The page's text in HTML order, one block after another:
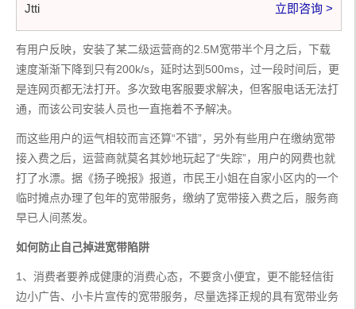
Jtti 立即咨询 >
有用户反映，安装了某二级运营商的2.5M宽带半个月之后，下载
速度渐渐下降到只有200k/s，延时达到500ms，过一段时间后，更
是连网页都无法打开。多次致电客服要求解决，但客服电话无法打
通，而该公司安装人员也一直拖着不予解决。
而这些用户的运气相较而言还算“不错”，另外有些用户在缴纳宽带
接入费之后，运营商就莫名其妙地玩起了“失踪”，用户的网费也就
打了水漂。据《扬子晚报》报道，市民王小姐在自家小区内的一个
临时摊点办理了包年的宽带服务，缴纳了宽带接入费之后，服务商
早已人间蒸发。
如何防止自己掉进宽带陷阱
1、消费者要养成健康的消费心态，不要贪小便宜，更不能轻信街
边小广告、小卡片宣传的宽带服务，尽量选择正规的具有宽带业务